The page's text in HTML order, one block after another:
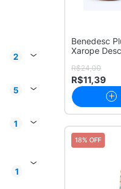
2
2
5
1
1
Benedesc
Xarope
R$24,00
R$11,39
18% OFF